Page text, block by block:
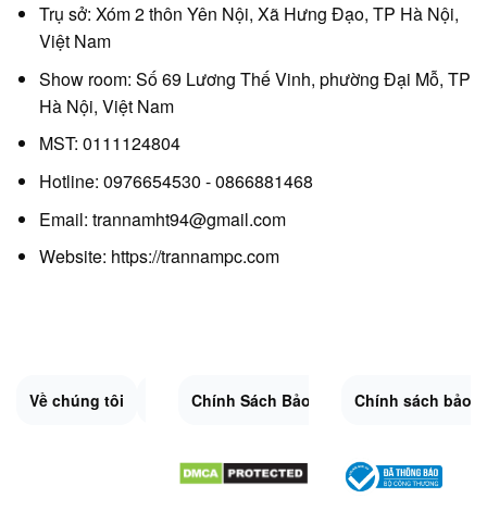
Trụ sở: Xóm 2 thôn Yên Nội, Xã Hưng Đạo, TP Hà Nội,
Việt Nam
Show room: Số 69 Lương Thế Vinh, phường Đại Mỗ, TP
Hà Nội, Việt Nam
MST: 0111124804
Hotline: 0976654530 - 0866881468
Email: trannamht94@gmail.com
Website: https://trannampc.com
Về chúng tôi Liên Hệ Quy Định Chung Sitemap.XML
Chính Sách Bảo Mật Đổi trả và hoàn
Chính sách bảo